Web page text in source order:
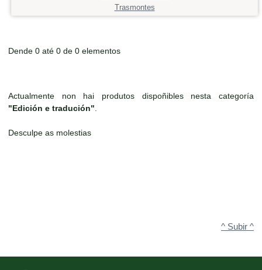
Trasmontes
Dende 0 até 0 de 0 elementos
Actualmente non hai produtos dispoñibles nesta categoría
"Edición e tradución"
Desculpe as molestias
^ Subir ^